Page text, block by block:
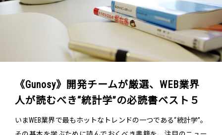
《Gunosy》開発チームが厳選、WEB業界
人が読むべき“統計学”の必読書ベスト５
いまWEB業界で最もホットなトレンドの一つである“統計学”。